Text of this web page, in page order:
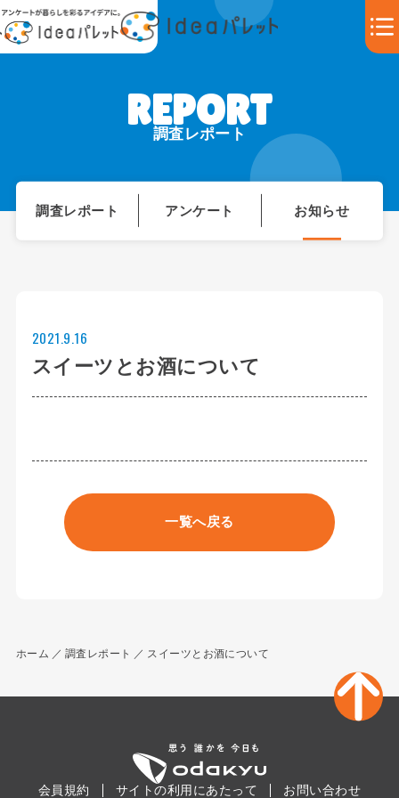
調査レポート
調査レポート アンケート お知らせ
スイーツとお酒について
2021.9.16
一覧へ戻る
ホーム 調査レポート スイーツとお酒について
会員規約 サイトの利用にあたって お問い合わせ